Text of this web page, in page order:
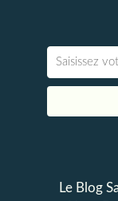
Le Blog